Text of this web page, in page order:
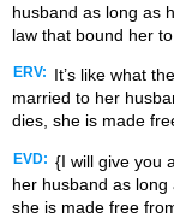
husband as long as
law that bound her to
ERV:
It’s like what
married to her
dies, she is made
EVD: {I will give you
her husband as
she is made free